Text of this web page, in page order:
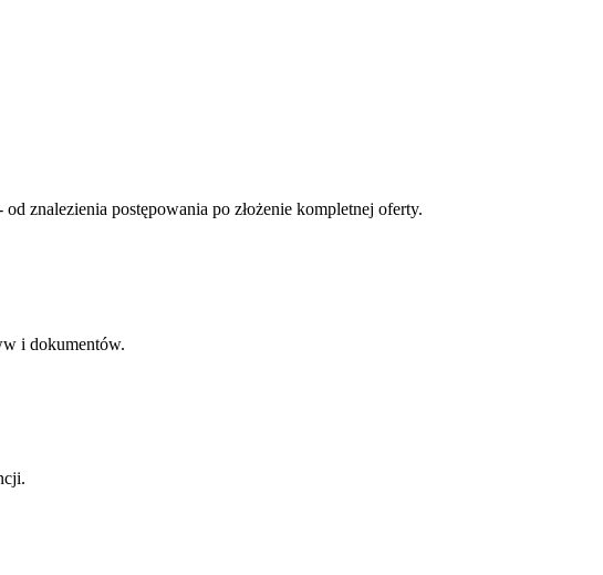
znalezienia postępowania po złożenie kompletnej oferty.
i dokumentów.